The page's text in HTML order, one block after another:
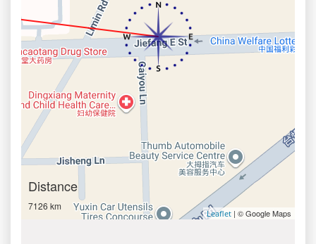
Distance
7126 km
Leaflet | © Google Maps